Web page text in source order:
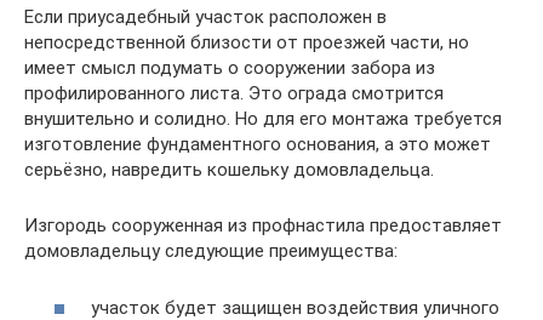
Если приусадебный участок расположен в
непосредственной близости от проезжей части, но
имеет смысл подумать о сооружении забора из
профилированного листа. Это ограда смотрится
внушительно и солидно. Но для его монтажа требуется
изготовление фундаментного основания, а это может
серьёзно, навредить кошельку домовладельца.
Изгородь сооруженная из профнастила предоставляет
домовладельцу следующие преимущества:
участок будет защищен воздействия уличного